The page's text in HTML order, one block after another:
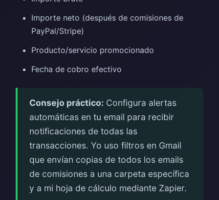
Importe neto (después de comisiones de
PayPal/Stripe)
Producto/servicio promocionado
Fecha de cobro efectivo
Consejo práctico: Configura alertas
automáticas en tu email para recibir
notificaciones de todas las
transacciones. Yo uso filtros en Gmail
que envían copias de todos los emails
de comisiones a una carpeta específica
y a mi hoja de cálculo mediante Zapier.